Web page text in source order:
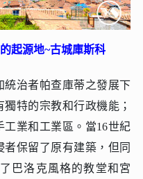
起源地~古城庫斯科
治者帕查庫蒂之發展下
特的宗教和行政機能；
業和工業區。當16世紀
保留了原有建築，但同
巴洛克風格的教堂和宮